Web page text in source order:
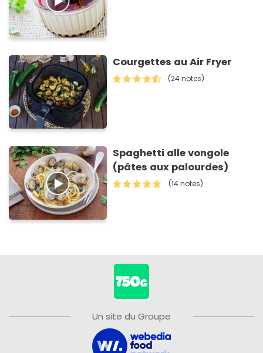
Courgettes au Air Fryer
(24 notes)
Spaghetti alle vongole
(pâtes aux palourdes)
(14 notes)
Un site du Groupe